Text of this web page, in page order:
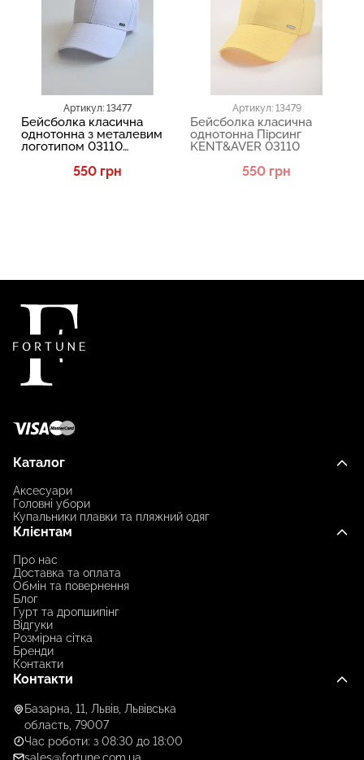
Артикул: 13477
Бейсболка класична
однотонна з металевим
логотипом 03110
550 грн
Артикул: 13479
Бейсболка класична
однотонна Пірсинг
KENT&AVER 03110
550 грн
Каталог
Аксесуари
Головні убори
Купальники плавки та пляжний одяг
Клієнтам
Про нас
Доставка та оплата
Обмін та повернення
Блог
Гурт та дропшипінг
Відгуки
Розмірна сітка
Бренди
Контакти
Контакти
Базарна, 11, Львів, Львівська
область, 79007
Час роботи: з 08:30 до 18:00